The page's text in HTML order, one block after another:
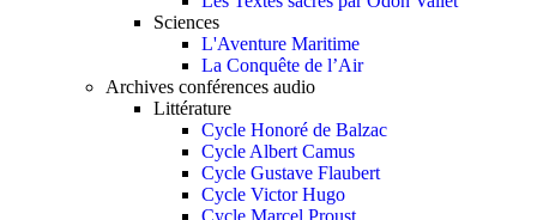
Sciences
L'Aventure Maritime
La Conquête de l’Air
Archives conférences audio
Littérature
Cycle Honoré de Balzac
Cycle Albert Camus
Cycle Gustave Flaubert
Cycle Victor Hugo